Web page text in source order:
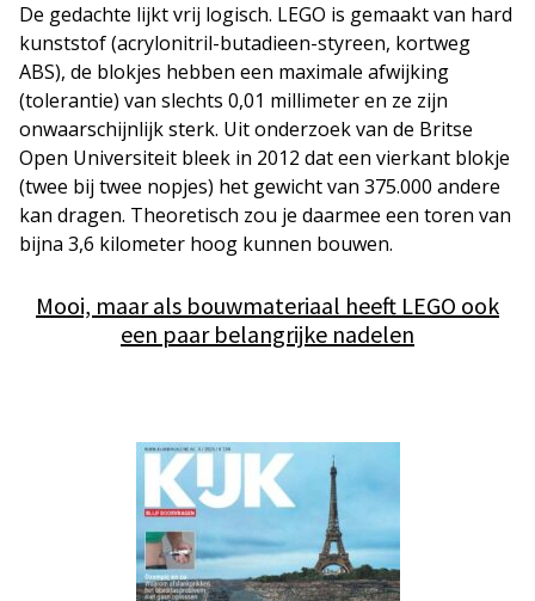
De gedachte lijkt vrij logisch. LEGO is gemaakt van hard
kunststof (acrylonitril-butadieen-styreen, kortweg
ABS), de blokjes hebben een maximale afwijking
(tolerantie) van slechts 0,01 millimeter en ze zijn
onwaarschijnlijk sterk. Uit onderzoek van de Britse
Open Universiteit bleek in 2012 dat een vierkant blokje
(twee bij twee nopjes) het gewicht van 375.000 andere
kan dragen. Theoretisch zou je daarmee een toren van
bijna 3,6 kilometer hoog kunnen bouwen.
Mooi, maar als bouwmateriaal heeft LEGO ook
een paar belangrijke nadelen